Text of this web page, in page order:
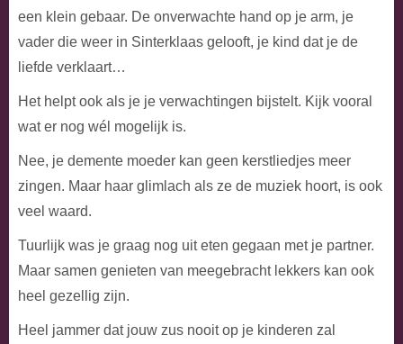
een klein gebaar. De onverwachte hand op je arm, je
vader die weer in Sinterklaas gelooft, je kind dat je de
liefde verklaart…
Het helpt ook als je je verwachtingen bijstelt. Kijk vooral
wat er nog wél mogelijk is.
Nee, je demente moeder kan geen kerstliedjes meer
zingen. Maar haar glimlach als ze de muziek hoort, is ook
veel waard.
Tuurlijk was je graag nog uit eten gegaan met je partner.
Maar samen genieten van meegebracht lekkers kan ook
heel gezellig zijn.
Heel jammer dat jouw zus nooit op je kinderen zal